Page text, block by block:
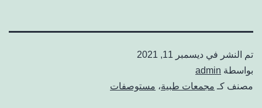
تم النشر في ديسمبر 11, 2021
بواسطة admin
مصنف كـ مجمعات طبية، مستوصفات